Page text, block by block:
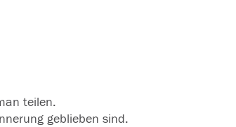
teilen.
geblieben sind.